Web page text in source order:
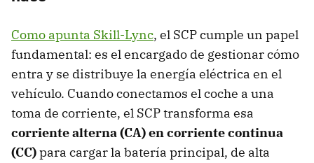
Como apunta Skill-Lync, el SCP cumple un papel
fundamental: es el encargado de gestionar cómo
entra y se distribuye la energía eléctrica en el
vehículo. Cuando conectamos el coche a una
toma de corriente, el SCP transforma esa
corriente alterna (CA) en corriente continua
(CC)para cargar la batería principal, de alta